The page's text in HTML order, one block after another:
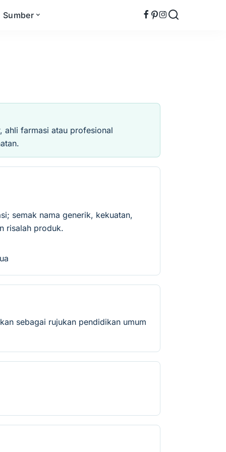
Sumber
ahli farmasi atau profesional
semak nama generik, kekuatan,
risalah produk.
sebagai rujukan pendidikan umum